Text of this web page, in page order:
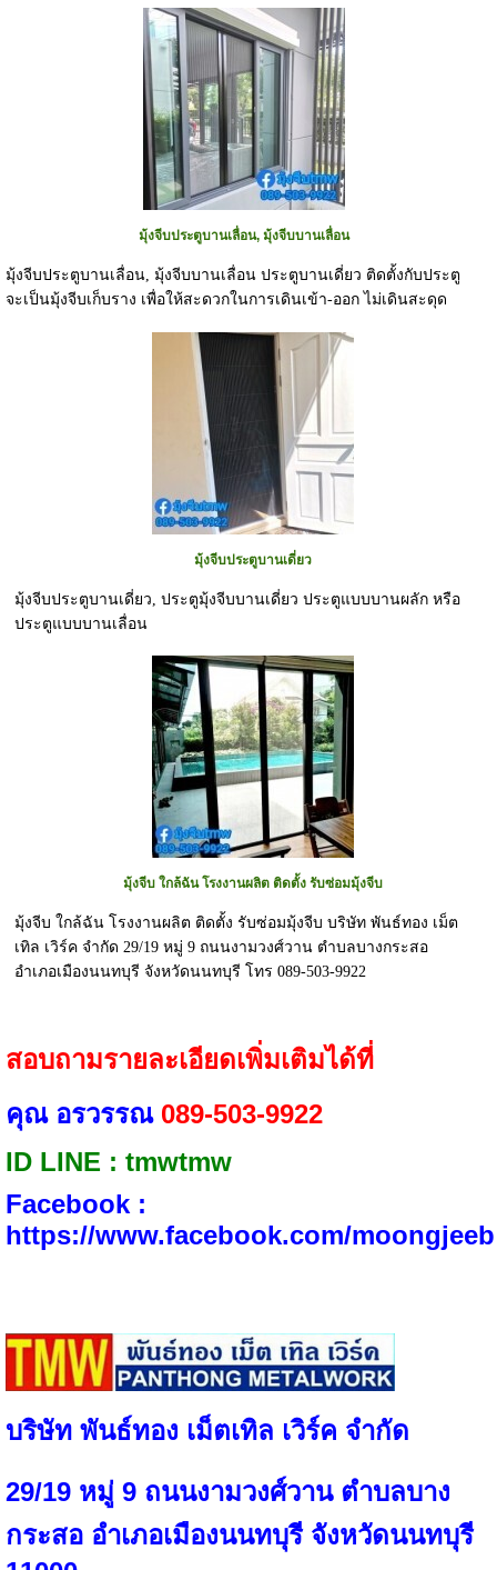
มุ้งจีบประตูบานเลื่อน, มุ้งจีบบานเลื่อน
มุ้งจีบประตูบานเลื่อน, มุ้งจีบบานเลื่อน ประตูบานเดี่ยว ติดตั้งกับประตู
จะเป็นมุ้งจีบเก็บราง เพื่อให้สะดวกในการเดินเข้า-ออก ไม่เดินสะดุด
มุ้งจีบประตูบานเดี่ยว
มุ้งจีบประตูบานเดี่ยว, ประตูมุ้งจีบบานเดี่ยว ประตูแบบบานผลัก หรือ
ประตูแบบบานเลื่อน
มุ้งจีบ ใกล้ฉัน โรงงานผลิต ติดตั้ง รับซ่อมมุ้งจีบ
มุ้งจีบ ใกล้ฉัน โรงงานผลิต ติดตั้ง รับซ่อมมุ้งจีบ บริษัท พันธ์ทอง เม็ต
เทิล เวิร์ค จำกัด 29/19 หมู่ 9 ถนนงามวงศ์วาน ตำบลบางกระสอ
อำเภอเมืองนนทบุรี จังหวัดนนทบุรี โทร 089-503-9922
สอบถามรายละเอียดเพิ่มเติมได้ที่
คุณ อรวรรณ 089-503-9922
ID LINE​ : tmwtmw
Facebook :​
https://www.facebook.com/moongjeeb
บริษัท พันธ์ทอง เม็ตเทิล เวิร์ค จำกัด
29/19 หมู่ 9 ถนนงามวงศ์วาน ตำบลบาง
กระสอ อำเภอเมืองนนทบุรี จังหวัดนนทบุรี